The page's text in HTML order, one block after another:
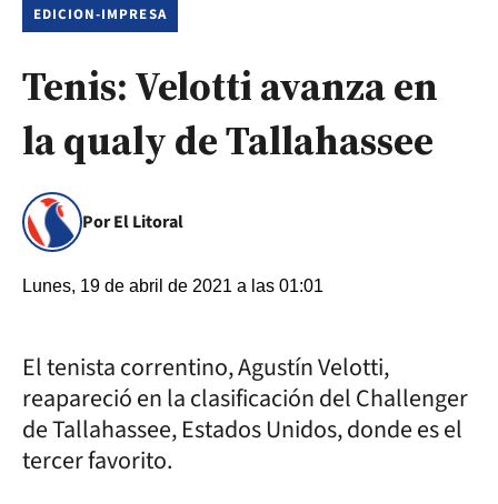
EDICION-IMPRESA
Tenis: Velotti avanza en
la qualy de Tallahassee
Por El Litoral
Lunes, 19 de abril de 2021 a las 01:01
El tenista correntino, Agustín Velotti,
reapareció en la clasificación del Challenger
de Tallahassee, Estados Unidos, donde es el
tercer favorito.